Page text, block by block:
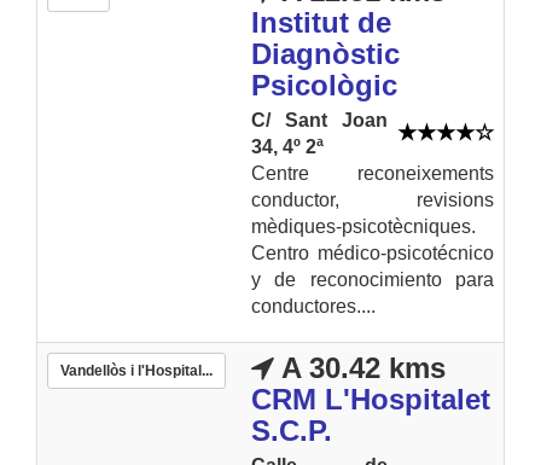
Institut de
Diagnòstic
Psicològic
C/ Sant Joan
34, 4º 2ª
Centre reconeixements
conductor, revisions
mèdiques-psicotècniques.
Centro médico-psicotécnico
y de reconocimiento para
conductores....
Vandellòs i l'Hospital...
A 30.42 kms
CRM L'Hospitalet
S.C.P.